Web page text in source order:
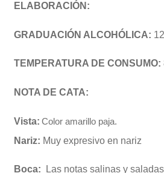
ELABORACIÓN:
GRADUACIÓN ALCOHÓLICA:
TEMPERATURA DE CONSUMO:
NOTA DE CATA:
Vista: Color amarillo paja.
Nariz: Muy expresivo en nariz
Boca:
Las notas salinas y